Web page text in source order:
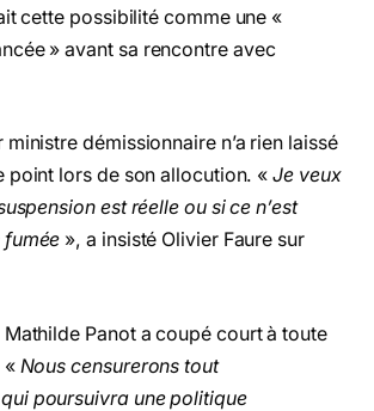
cette possibilité comme une «
» avant sa rencontre avec
ministre démissionnaire n’a rien laissé
point lors de son allocution. «Je veux
est réelle ou si ce n’est
fumée », a insisté Olivier Faure sur
Mathilde Panot a coupé court à toute
« Nous censurerons tout
poursuivra une politique